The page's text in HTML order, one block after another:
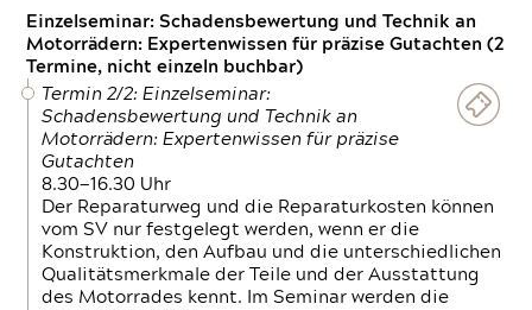
Einzelseminar: Schadensbewertung und Technik an
Motorrädern: Expertenwissen für präzise Gutachten (2
Termine, nicht einzeln buchbar)
Termin 2/2: Einzelseminar:
Schadensbewertung und Technik an
Motorrädern: Expertenwissen für präzise
Gutachten
8.30—16.30 Uhr
Der Reparaturweg und die Reparaturkosten können
vom SV nur festgelegt werden, wenn er die
Konstruktion, den Aufbau und die unterschiedlichen
Qualitätsmerkmale der Teile und der Ausstattung
des Motorrades kennt. Im Seminar werden die